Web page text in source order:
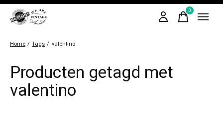
0items
Home / Tags / valentino
Producten getagd met
valentino